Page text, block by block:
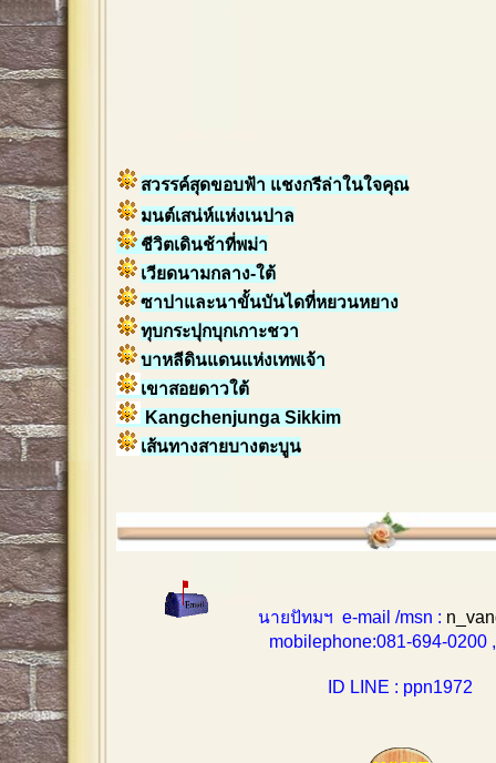
สวรรค์สุดขอบฟ้า แชงกรีล่าในใจคุณ
มนต์เสน่ห์แห่งเนปาล
ชีวิตเดินช้าที่พม่า
เวียดนามกลาง-ใต้
ซาปาและนาขั้นบันไดที่หยวนหยาง
ทุบกระปุกบุกเกาะชวา
บาหลีดินแดนแห่งเทพเจ้า
เขาสอยดาวใต้
Kangchenjunga Sikkim
เส้นทางสายบางตะบูน
นายปัทมฯ e-mail /msn :
mobilephone:081-694-0200 ,
ID LINE : ppn1972